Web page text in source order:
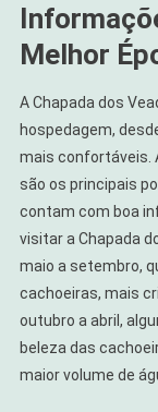
Melhor
A Chapada dos
hospedagem,
mais confortáveis.
são os principais
contam com boa
visitar a Chapada
maio a setembro,
cachoeiras, mais
outubro a abril,
beleza das
maior volume de